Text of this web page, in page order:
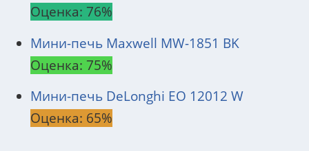
Оценка: 76%
Мини-печь Maxwell MW-1851 BK
Оценка: 75%
Мини-печь DeLonghi EO 12012 W
Оценка: 65%